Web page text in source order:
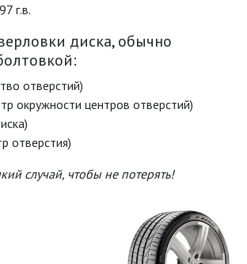
г.в.
диска, обычно
отверстий)
окружности центров отверстий)
отверстия)
случай, чтобы не потерять!